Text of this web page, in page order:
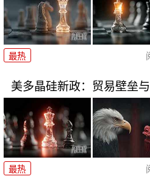
最热
美多晶硅新政：贸易壁垒
最热